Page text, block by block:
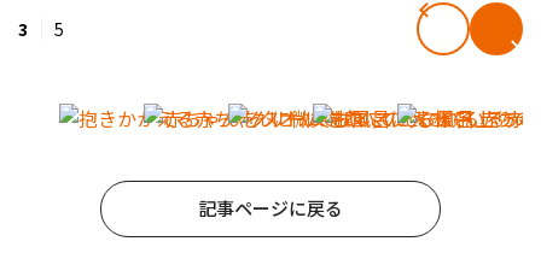
3 5
記事ページに戻る